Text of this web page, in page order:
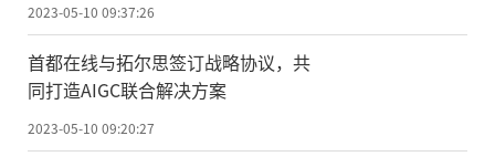
2023-05-10 09:37:26
首都在线与拓尔思签订战略协议，共
同打造AIGC联合解决方案
2023-05-10 09:20:27